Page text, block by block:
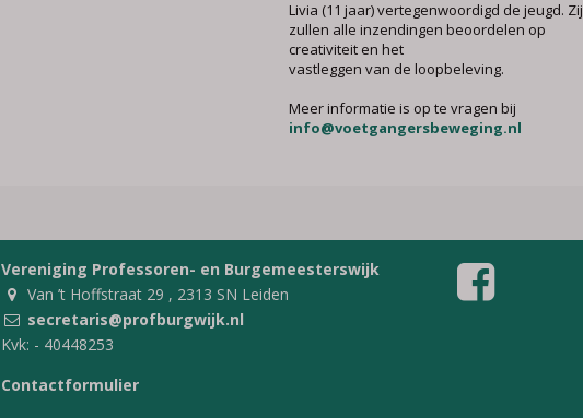
Livia (11 jaar) vertegenwoordigd de jeugd. Zij
zullen alle inzendingen beoordelen op
creativiteit en het
vastleggen van de loopbeleving.
Meer informatie is op te vragen bij
info@voetgangersbeweging.nl
Vereniging Professoren- en Burgemeesterswijk
Van ’t Hoffstraat 29 , 2313 SN Leiden
secretaris@profburgwijk.nl
Kvk: - 40448253
Contactformulier